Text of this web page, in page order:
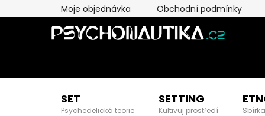
na
Moje objednávka Obchodní podmínky
SET
Psychedelická teorie
SETTING
Kultivuj prostředí